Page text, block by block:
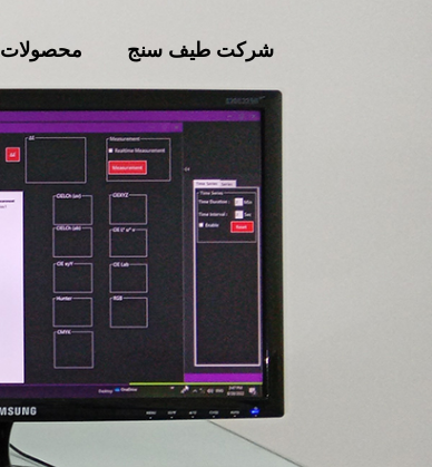
شرکت طیف سنج محصولات